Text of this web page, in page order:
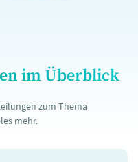
im Überblick
zum Thema
mehr.